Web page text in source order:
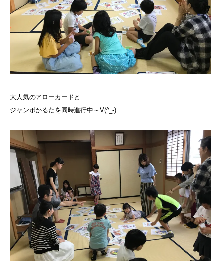
大人気のアローカードと
ジャンボかるたを同時進行中～V(^_-)